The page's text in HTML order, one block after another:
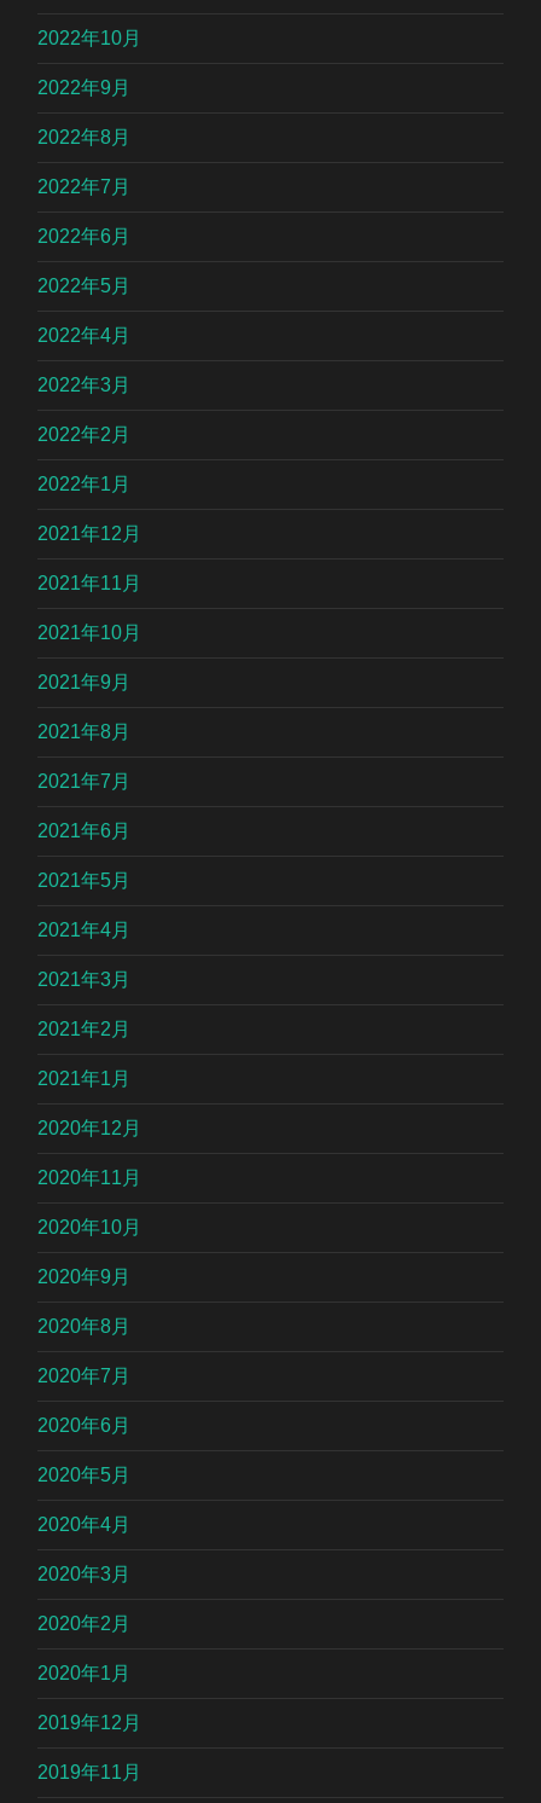
2022年10月
2022年9月
2022年8月
2022年7月
2022年6月
2022年5月
2022年4月
2022年3月
2022年2月
2022年1月
2021年12月
2021年11月
2021年10月
2021年9月
2021年8月
2021年7月
2021年6月
2021年5月
2021年4月
2021年3月
2021年2月
2021年1月
2020年12月
2020年11月
2020年10月
2020年9月
2020年8月
2020年7月
2020年6月
2020年5月
2020年4月
2020年3月
2020年2月
2020年1月
2019年12月
2019年11月